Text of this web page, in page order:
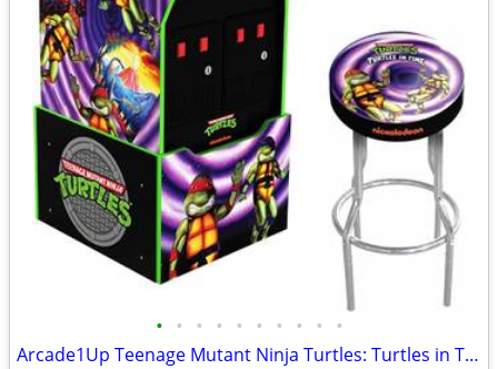
• • • • • • • • • •
Arcade1Up Teenage Mutant Ninja Turtles: Turtles in Time Arcade Machine